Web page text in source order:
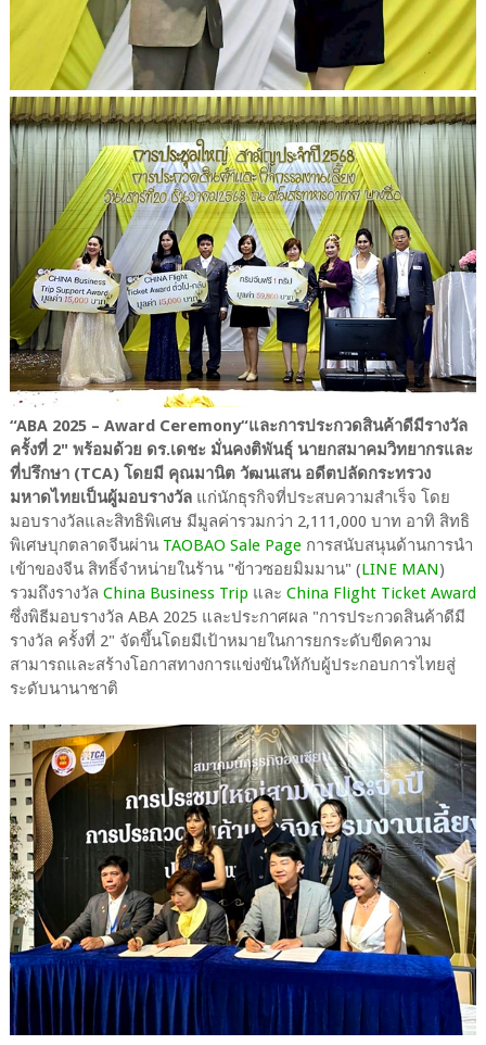
“ABA 2025 – Award Ceremony“และการประกวดสินค้าดีมีรางวัล
ครั้งที่ 2" พร้อมด้วย ดร.เดชะ มั่นคงติพันธุ์ นายกสมาคมวิทยากรและ
ที่ปรึกษา (TCA) โดยมี คุณมานิต วัฒนเสน อดีตปลัดกระทรวง
มหาดไทยเป็นผู้มอบรางวัล แก่นักธุรกิจที่ประสบความสำเร็จ โดย
มอบรางวัลและสิทธิพิเศษ มีมูลค่ารวมกว่า 2,111,000 บาท อาทิ สิทธิ
พิเศษบุกตลาดจีนผ่าน TAOBAO Sale Pageการสนับสนุนด้านการนำ
เข้าของจีน สิทธิ์จำหน่ายในร้าน "ข้าวซอยมิมมาน" (LINE MAN)
รวมถึงรางวัล China Business Trip และ China Flight Ticket Award
ซึ่งพิธีมอบรางวัล ABA 2025 และประกาศผล "การประกวดสินค้าดีมี
รางวัล ครั้งที่ 2" จัดขึ้นโดยมีเป้าหมายในการยกระดับขีดความ
สามารถและสร้างโอกาสทางการแข่งขันให้กับผู้ประกอบการไทยสู่
ระดับนานาชาติ